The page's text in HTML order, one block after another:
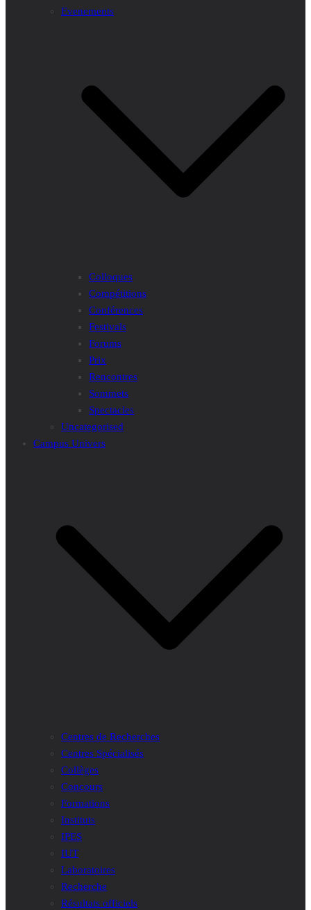
Evenements
Colloques
Compétitions
Conférences
Festivals
Forums
Prix
Rencontres
Sommets
Spectacles
Uncategorised
Campus Univers
Centres de Recherches
Centres Spécialisés
Collèges
Concours
Formations
Instituts
IPES
IUT
Laboratoires
Recherche
Résultats officiels